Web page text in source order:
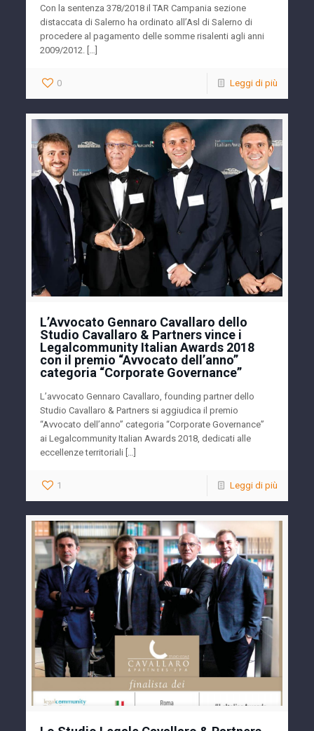
Con la sentenza 378/2018 il TAR Campania sezione
distaccata di Salerno ha ordinato all’Asl di Salerno di
procedere al pagamento delle somme risalenti agli anni
2009/2012. […]
0 Leggi di più
L’Avvocato Gennaro Cavallaro dello
Studio Cavallaro & Partners vince i
Legalcommunity Italian Awards 2018
con il premio “Avvocato dell’anno”
categoria “Corporate Governance”
L’avvocato Gennaro Cavallaro, founding partner dello
Studio Cavallaro & Partners si aggiudica il premio
“Avvocato dell’anno” categoria “Corporate Governance”
ai Legalcommunity Italian Awards 2018, dedicati alle
eccellenze territoriali […]
1 Leggi di più